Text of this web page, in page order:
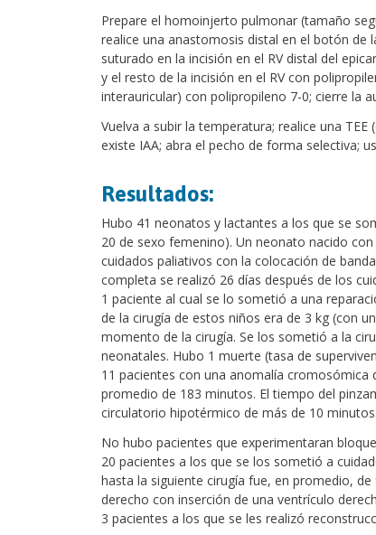
Prepare el homoinjerto pulmonar (tamaño
realice una anastomosis distal en el botón
suturado en la incisión en el RV distal del
y el resto de la incisión en el RV con
interauricular) con polipropileno 7-0; cierre la
Vuelva a subir la temperatura; realice una
existe IAA; abra el pecho de forma selectiva;
Resultados:
Hubo 41 neonatos y lactantes a los que se
20 de sexo femenino). Un neonato nacido
cuidados paliativos con la colocación de
completa se realizó 26 días después de los
1 paciente al cual se lo sometió a una
de la cirugía de estos niños era de 3 kg (con
momento de la cirugía. Se los sometió a la
neonatales. Hubo 1 muerte (tasa de
11 pacientes con una anomalía
promedio de 183 minutos. El tiempo del
circulatorio hipotérmico de más de 10 minutos.
No hubo pacientes que experimentaran
20 pacientes a los que se los sometió a
hasta la siguiente cirugía fue, en promedio,
derecho con inserción de una ventrículo
3 pacientes a los que se les realizó